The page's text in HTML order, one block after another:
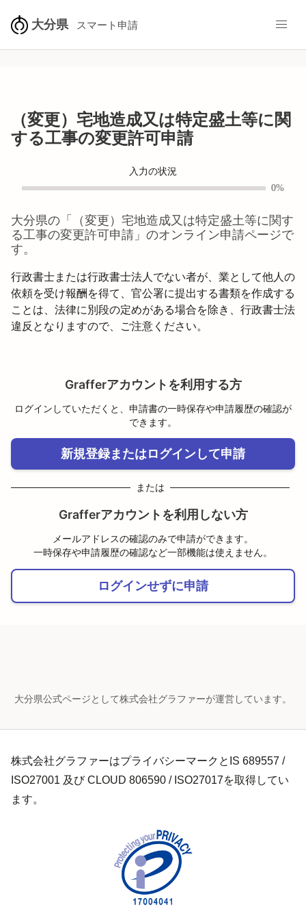
大分県 スマート申請
（変更）宅地造成又は特定盛土等に関
する工事の変更許可申請
入力の状況
0%
大分県の「
（変更）宅地造成又は特定盛土等に関す
る工事の変更許可申請 」のオンライン申請ページで
す。
行政書士または行政書士法人でない者が、業として他人の
依頼を受け報酬を得て、官公署に提出する書類を作成する
ことは、法律に別段の定めがある場合を除き、行政書士法
違反となりますので、ご注意ください。
Grafferアカウントを利用する方
ログインしていただくと、申請書の一時保存や申請履歴の確認が
できます。
新規登録またはログインして申請
または
Grafferアカウントを利用しない方
メールアドレスの確認のみで申請ができます。
一時保存や申請履歴の確認など一部機能は使えません。
ログインせずに申請
大分県公式ページとして株式会社グラファーが運営しています。
株式会社グラファーはプライバシーマークとIS 689557 /
ISO27001 及び CLOUD 806590 / ISO27017を取得してい
ます。